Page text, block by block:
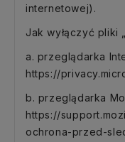
internetowej).
Jak wyłączyć pliki
a. przeglądarka
https://
b. przeglądarka
https://
ochrona-przed-